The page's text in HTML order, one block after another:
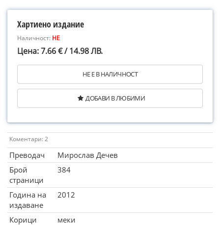
Хартиено издание
Наличност: НЕ
Цена: 7.66 € / 14.98 ЛВ.
НЕ Е В НАЛИЧНОСТ
ДОБАВИ В ЛЮБИМИ
Коментари: 2
Преводач
Мирослав Дечев
Брой
страници
384
Година на
издаване
2012
Корици
меки